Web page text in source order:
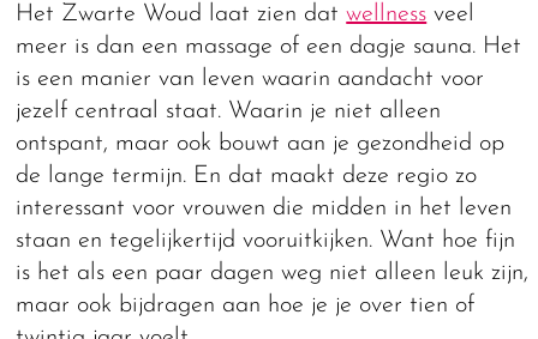
Het Zwarte Woud laat zien datwellness veel
meer is dan een massage of een dagje sauna. Het
is een manier van leven waarin aandacht voor
jezelf centraal staat. Waarin je niet alleen
ontspant, maar ook bouwt aan je gezondheid op
de lange termijn. En dat maakt deze regio zo
interessant voor vrouwen die midden in het leven
staan en tegelijkertijd vooruitkijken. Want hoe fijn
is het als een paar dagen weg niet alleen leuk zijn,
maar ook bijdragen aan hoe je je over tien of